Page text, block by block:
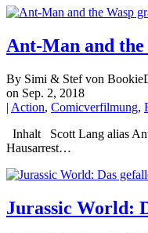
Ant-Man and the
By Simi & Stef von
on Sep. 2, 2018
| Action, Comicverfilmung,
Inhalt Scott Lang alias
Hausarrest…
Jurassic World: